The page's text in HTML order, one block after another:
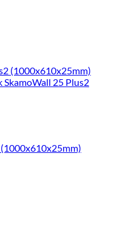
(1000x610x25mm)